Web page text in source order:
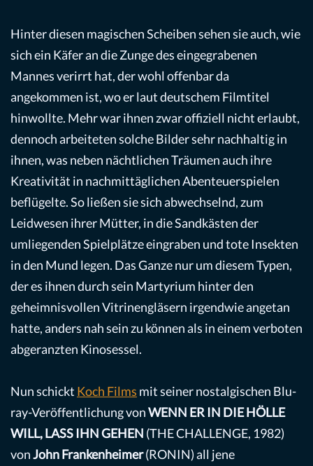
Hinter diesen magischen Scheiben sehen sie auch, wie
sich ein Käfer an die Zunge des eingegrabenen
Mannes verirrt hat, der wohl offenbar da
angekommen ist, wo er laut deutschem Filmtitel
hinwollte. Mehr war ihnen zwar offiziell nicht erlaubt,
dennoch arbeiteten solche Bilder sehr nachhaltig in
ihnen, was neben nächtlichen Träumen auch ihre
Kreativität in nachmittäglichen Abenteuerspielen
beflügelte. So ließen sie sich abwechselnd, zum
Leidwesen ihrer Mütter, in die Sandkästen der
umliegenden Spielplätze eingraben und tote Insekten
in den Mund legen. Das Ganze nur um diesem Typen,
der es ihnen durch sein Martyrium hinter den
geheimnisvollen Vitrinengläsern irgendwie angetan
hatte, anders nah sein zu können als in einem verboten
abgeranzten Kinosessel.
Nun schickt Koch Films mit seiner nostalgischen Blu-
ray-Veröffentlichung vonWENN ER IN DIE HÖLLE
WILL, LASS IHN GEHEN (THE CHALLENGE, 1982)
vonJohn Frankenheimer(RONIN) all jene